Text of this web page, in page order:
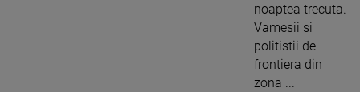
noaptea trecuta.
Vamesii si
politistii de
frontiera din
zona ...